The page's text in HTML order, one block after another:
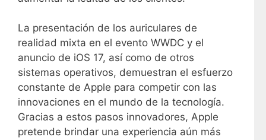
La presentación de los auriculares de
realidad mixta en el evento WWDC y el
anuncio de iOS 17, así como de otros
sistemas operativos, demuestran el esfuerzo
constante de Apple para competir con las
innovaciones en el mundo de la tecnología.
Gracias a estos pasos innovadores, Apple
pretende brindar una experiencia aún más